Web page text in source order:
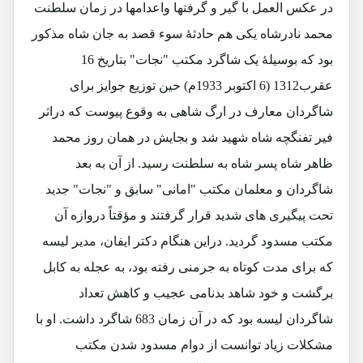
در عکس العمل با گیر و گرفتها واعدامها در زمان سلطنت
محمد نادرشاه یکی هم حادثۀ سوء قصد به جان شاه مذکور
بود که بوسیلۀ یک شاگرد مکتب "نجات" بتاریخ 16
عقرب1312 (6 اکتوبر 1933م) حین توزیع جوایز برای
شاگردان معارف در ارگ شاهی به وقوع پیوست که دراثر
فیر تفنگچه شاه شهید شد و بجایش در همان روز محمد
ظاهر شاه پسر شاه به سلطنت رسید. از آن به بعد
شاگردان و معلمان مکتب "امانی" سابق و "نجات" جدید
تحت پیگیری های شدید قرار گرفتند و مؤقتاً دروازه آن
مکتب مسدود گردید. دراین هنگام دکتر ایفان، مدير لیسه
که براى مدت کوتاه به جرمنی رفته بود، به عجله به کابل
برگشت و خود شاهد بدنامى عجيب و کاهش تعداد
شاگردان لیسه بود که در آن زمان 683 شاگرد داشت. او با
مشکلات زياد توانست از دوام مسدود شدن مکتب